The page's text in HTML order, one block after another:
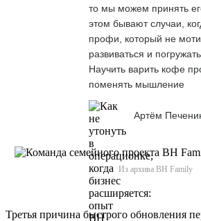
то мы можем принять
этом бывают случаи,
профи, который не
развиваться и
Научить варить кофе
поменять мышление
Артём
Из архива BH Family
Третья причина быстрого обновления